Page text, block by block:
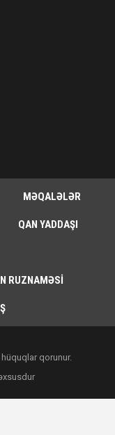
MƏQALƏLƏR
QAN YADDAŞI
RUZNAMƏSI
qorunur.